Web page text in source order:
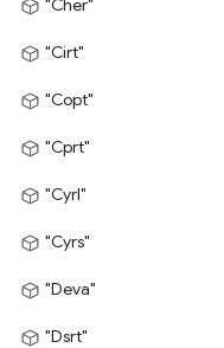
"Cher"
"Cirt"
"Copt"
"Cprt"
"Cyrl"
"Cyrs"
"Deva"
"Dsrt"